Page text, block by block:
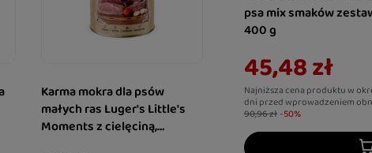
Karma mokra dla psów
małych ras Luger's Little's
Moments z cielęciną,
psa mix smaków
400 g
45,48 zł
Najniższa cena produktu w
dni przed wprowadzeniem
90,96 zł -50%